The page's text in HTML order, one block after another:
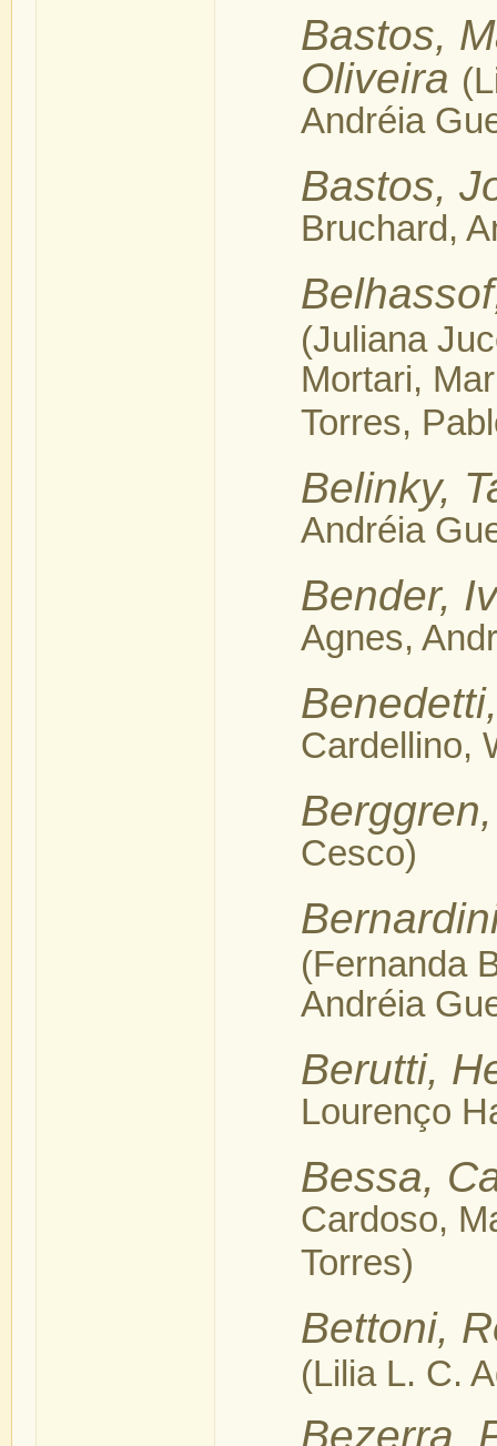
Bastos,
Oliveira
Andréia
Bastos,
Bruchard,
(Juliana
Mortari,
Torres,
Belinky,
Andréia
Bender,
Agnes,
Cardellino,
Cesco)
(Fernanda
Andréia
Berutti,
Lourenço
Bessa,
Cardoso,
Torres)
Bettoni,
(Lilia L. C.
Bezerra,